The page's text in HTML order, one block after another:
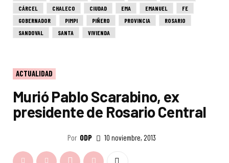
CÁRCEL
CHALECO CIUDAD EMA EMANUEL
FE
GOBERNADOR
PIMPI PIÑERO PROVINCIA
ROSARIO
SANDOVAL
SANTA VIVIENDA